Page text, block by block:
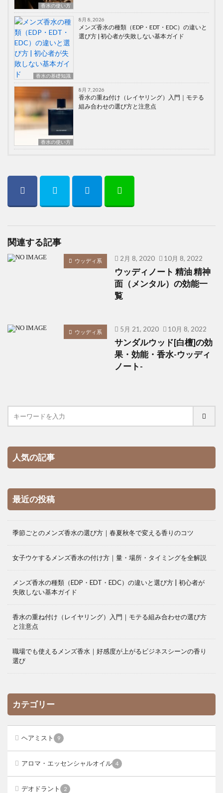
香水の使い方
香水の基礎知識
8月 8, 2026
メンズ香水の種類（EDP・EDT・EDC）の違いと
選び方 | 初心者が失敗しない基本ガイド
香水の使い方
8月 7, 2026
香水の重ね付け（レイヤリング）入門｜モテる
組み合わせの選び方と注意点
関連する記事
ウッディ系 2月 8, 2020 10月 8, 2022
ウッディノート 精油 精神
面（メンタル）の効能一
覧
ウッディ系 5月 21, 2020 10月 8, 2022
サンダルウッド[白檀]の効
果・効能・香水-ウッディ
ノート-
人気の記事
最近の投稿
季節ごとのメンズ香水の選び方｜春夏秋冬で変える香りのコツ
女子ウケするメンズ香水の付け方｜量・場所・タイミングを全解説
メンズ香水の種類（EDP・EDT・EDC）の違いと選び方 | 初心者が
失敗しない基本ガイド
香水の重ね付け（レイヤリング）入門｜モテる組み合わせの選び方
と注意点
職場でも使えるメンズ香水｜好感度が上がるビジネスシーンの香り
選び
カテゴリー
ヘアミスト 9
アロマ・エッセンシャルオイル 4
デオドラント 2